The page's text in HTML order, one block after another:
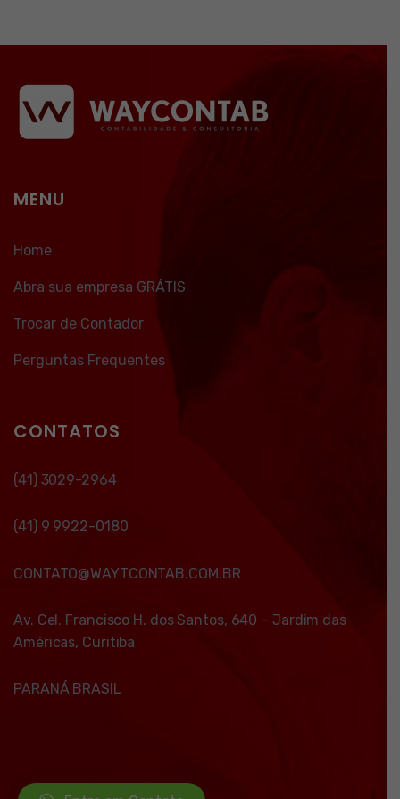
MENU
Home
Abra sua empresa GRÁTIS
Trocar de Contador
Perguntas Frequentes
CONTATOS
(41) 3029-2964
(41) 9 9922-0180
CONTATO@WAYTCONTAB.COM.BR
Av. Cel. Francisco H. dos Santos, 640 – Jardim das
Américas, Curitiba
PARANÁ BRASIL